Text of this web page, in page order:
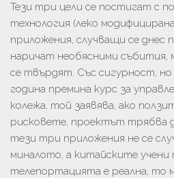
Тези три цели се постигат с
технология (леко
приложения, случващи се днес
наричат ​​необясними
се твърдят. Със сигурност,
година премина курс за
колежа, той заявява, ако
рисковете, проектът трябва
тези три приложения не се
миналото, а китайските учени
телепортацията е реална, то